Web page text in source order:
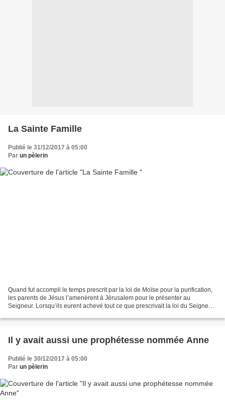
La Sainte Famille
Publié le 31/12/2017 à 05:00
Par un pèlerin
Quand fut accompli le temps prescrit par la loi de Moïse pour la purification,
les parents de Jésus l’amenèrent à Jérusalem pour le présenter au
Seigneur. Lorsqu’ils eurent achevé tout ce que prescrivait la loi du Seigneur,
Il y avait aussi une prophétesse nommée Anne
Publié le 30/12/2017 à 05:00
Par un pèlerin